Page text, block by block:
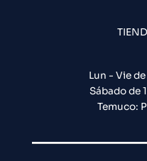
Lun - Vie
Sábado de
Temuco: